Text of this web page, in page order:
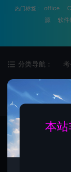
热门标签： office
源
软件
分类导航：
本